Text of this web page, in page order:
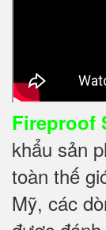
Fireproof
khẩu sản
toàn thế
Mỹ, các